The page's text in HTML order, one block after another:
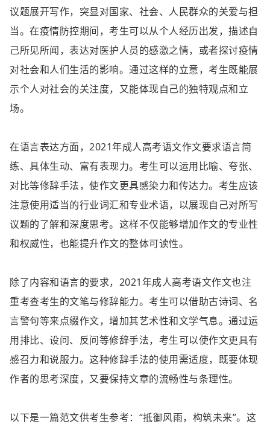
议题展开写作，突显对国家、社会、人民群众的关爱与担
当。在疫情防控期间，考生可以从个人经历出发，描述自
己所见所闻，表达对医护人员的感激之情，或者探讨疫情
对社会和人们生活的影响。通过这样的立意，考生既能展
示个人对社会的关注度，又能体现自己的独特观点和立
场。
在语言表达方面，2021年成人高考语文作文要求语言简
练、具体生动、富有表现力。考生可以运用比喻、夸张、
对比等修辞手法，使作文更具感染力和传达力。考生应该
注意使用适当的行业词汇和专业术语，以展现自己对所写
议题的了解和深度思考。这样不仅能够增加作文的专业性
和权威性，也能提升作文的整体可读性。
除了内容和语言的要求，2021年成人高考语文作文也注
重考查考生的文笔与修辞能力。考生可以借助古诗词、名
言警句等来点缀作文，增加其艺术性和文学气息。通过运
用排比、设问、反问等修辞手法，考生可以使作文更具有
感召力和说服力。这种修辞手法的使用需适度，既要体现
作者的思考深度，又要保持文章的流畅性与条理性。
以下是一篇范文供考生参考：“抵御风雨，构筑未来”。这